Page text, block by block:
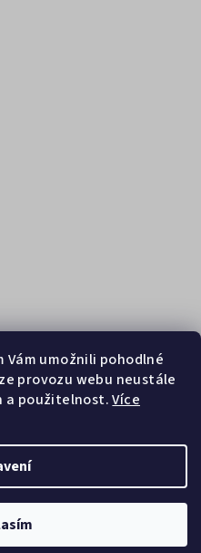
Vám umožnili pohodlné
provozu webu neustále
a použitelnost.Více
Shoptet